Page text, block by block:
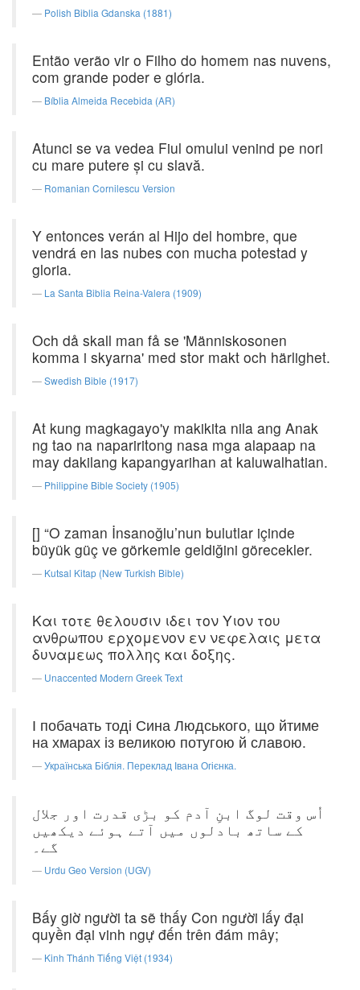
Polish Biblia Gdanska (1881)
Então verão vir o Filho do homem nas nuvens,
com grande poder e glória.
Bíblia Almeida Recebida (AR)
Atunci se va vedea Fiul omului venind pe nori
cu mare putere şi cu slavă.
Romanian Cornilescu Version
Y entonces verán al Hijo del hombre, que
vendrá en las nubes con mucha potestad y
gloria.
La Santa Biblia Reina-Valera (1909)
Och då skall man få se 'Människosonen
komma i skyarna' med stor makt och härlighet.
Swedish Bible (1917)
At kung magkagayo'y makikita nila ang Anak
ng tao na napariritong nasa mga alapaap na
may dakilang kapangyarihan at kaluwalhatian.
Philippine Bible Society (1905)
[] “O zaman İnsanoğlu’nun bulutlar içinde
büyük güç ve görkemle geldiğini görecekler.
Kutsal Kitap (New Turkish Bible)
Και τοτε θελουσιν ιδει τον Υιον του
ανθρωπου ερχομενον εν νεφελαις μετα
δυναμεως πολλης και δοξης.
Unaccented Modern Greek Text
І побачать тоді Сина Людського, що йтиме
на хмарах із великою потугою й славою.
Українська Біблія. Переклад Івана Огієнка.
اُس وقت لوگ ابنِ آدم کو بڑی قدرت اور جلال
کے ساتھ بادلوں میں آتے ہوئے دیکھیں
گے۔
Urdu Geo Version (UGV)
Bấy giờ người ta sẽ thấy Con người lấy đại
quyền đại vinh ngự đến trên đám mây;
Kinh Thánh Tiếng Việt (1934)